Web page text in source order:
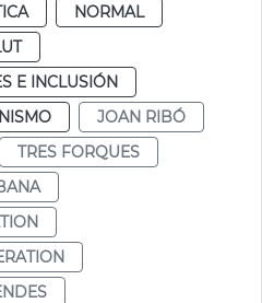
NORMAL
E INCLUSIÓN
JOAN RIBÓ
TRES FORQUES